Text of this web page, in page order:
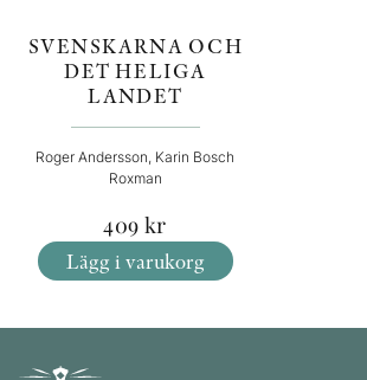
SVENSKARNA OCH
DET HELIGA
LANDET
Roger Andersson, Karin Bosch
Roxman
409 kr
Lägg i varukorg